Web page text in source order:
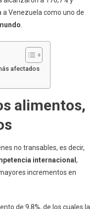
Venezuela como uno de
.
afectados
alimentos,
no transables, es decir,
internacional ,
incrementos en
de 9,8%, de los cuales la